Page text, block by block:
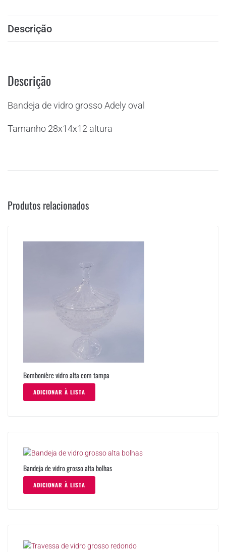
Descrição
Descrição
Bandeja de vidro grosso Adely oval
Tamanho 28x14x12 altura
Produtos relacionados
Bombonière vidro alta com tampa
ADICIONAR À LISTA
Bandeja de vidro grosso alta bolhas
ADICIONAR À LISTA